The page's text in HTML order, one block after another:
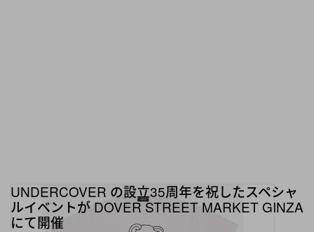
UNDERCOVER の設立35周年を祝したスペシャ
ルイベントが DOVER STREET MARKET GINZA
にて開催